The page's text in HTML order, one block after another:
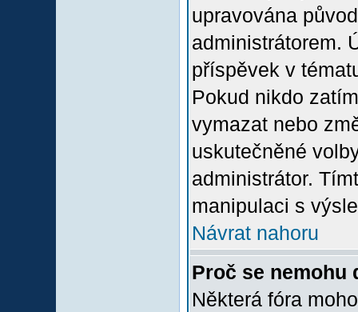
upravována
administrátorem.
příspěvek v
Pokud nikdo
vymazat nebo
uskutečněné
administrátor.
manipulaci s
Návrat nahoru
Proč se nemohu
Některá fóra